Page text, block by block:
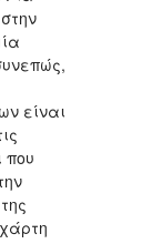
είναι
που